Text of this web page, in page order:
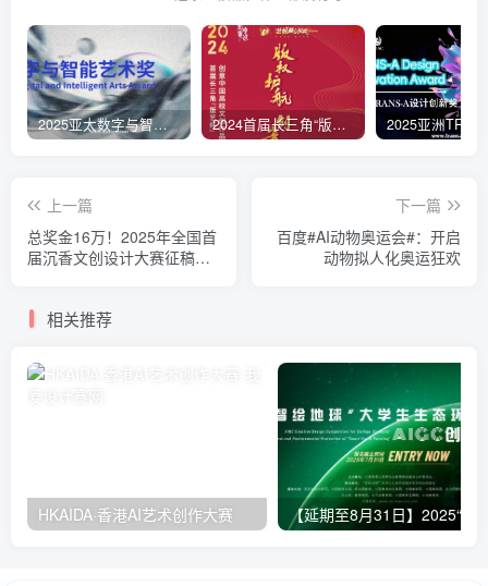
2025亚太数字与智能艺术奖 2024首届长三角“版艺杯”创意中国 高校文创作品设计大赛
上一篇
总奖金16万！2025年全国首
届沉香文创设计大赛征稿开
下一篇
百度#AI动物奥运会#：开启
动物拟人化奥运狂欢
相关推荐
HKAIDA·香港AI艺术创作大赛